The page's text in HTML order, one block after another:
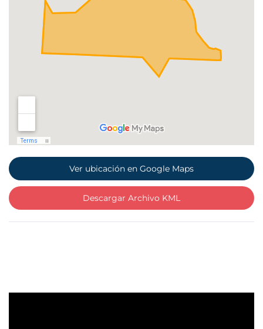
Ver ubicación en Google Maps
Descargar Archivo KML